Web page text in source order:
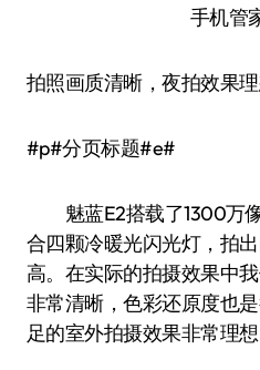
手机管
拍照画质清晰，夜拍效果
#p#分页标题#e#
魅蓝E2搭载了1300万
合四颗冷暖光闪光灯，拍
高。在实际的拍摄效果中
非常清晰，色彩还原度也
足的室外拍摄效果非常理想